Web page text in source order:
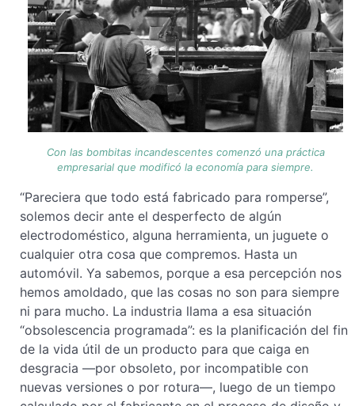
Con las bombitas incandescentes comenzó una práctica
empresarial que modificó la economía para siempre.
“Pareciera que todo está fabricado para romperse”,
solemos decir ante el desperfecto de algún
electrodoméstico, alguna herramienta, un juguete o
cualquier otra cosa que compremos. Hasta un
automóvil. Ya sabemos, porque a esa percepción nos
hemos amoldado, que las cosas no son para siempre
ni para mucho. La industria llama a esa situación
“obsolescencia programada”: es la planificación del fin
de la vida útil de un producto para que caiga en
desgracia —por obsoleto, por incompatible con
nuevas versiones o por rotura—, luego de un tiempo